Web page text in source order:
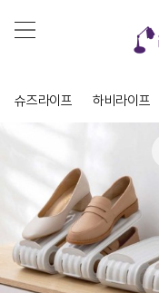
슈즈라이프 하비라이프